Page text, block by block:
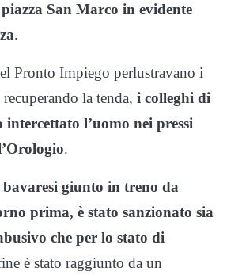
San Marco in evidente
.
Pronto Impiego perlustravano i
la tenda, i colleghi di
l’uomo nei pressi
.
giunto in treno da
prima, è stato sanzionato sia
che per lo stato di
è stato raggiunto da un